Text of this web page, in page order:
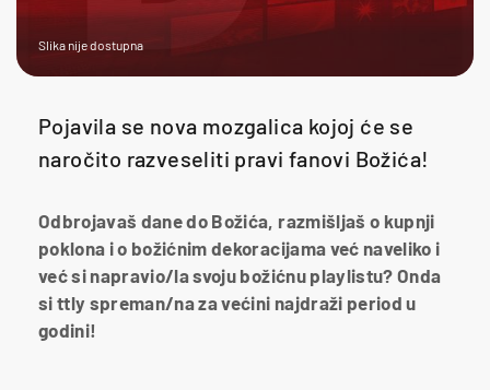
Slika nije dostupna
Pojavila se nova mozgalica kojoj će se
naročito razveseliti pravi fanovi Božića!
Odbrojavaš dane do Božića, razmišljaš o kupnji
poklona i o božićnim dekoracijama već naveliko i
već si napravio/la svoju božićnu playlistu? Onda
si ttly spreman/na za većini najdraži period u
godini!